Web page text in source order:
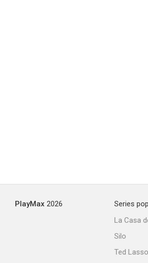
PlayMax 2026
Series
La Casa
Silo
Ted Lasso